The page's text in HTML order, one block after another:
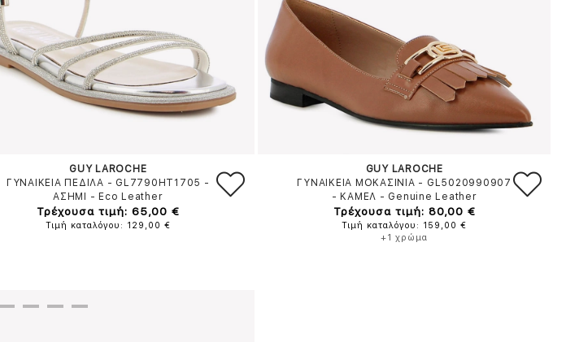
GUY LAROCHE
ΓΥΝΑΙΚΕΙΑ ΠΕΔΙΛΑ - GL7790HT1705 -
ΑΣΗΜΙ
- Eco Leather
Τρέχουσα τιμή: 65,00 €
Τιμή καταλόγου: 129,00 €
GUY LAROCHE
ΓΥΝΑΙΚΕΙΑ ΜΟΚΑΣΙΝΙΑ - GL5020990907
- ΚΑΜΕΛ - Genuine Leather
Τρέχουσα τιμή: 80,00 €
Τιμή καταλόγου: 159,00 €
+1 χρώμα